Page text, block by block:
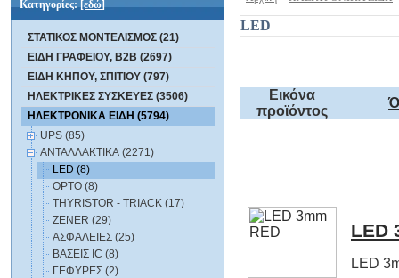
Κατηγορίες:[εδώ]
ΣΤΑΤΙΚΟΣ ΜΟΝΤΕΛΙΣΜΟΣ (21)
ΕΙΔΗ ΓΡΑΦΕΙΟΥ, B2B (2697)
ΕΙΔΗ ΚΗΠΟΥ, ΣΠΙΤΙΟΥ (797)
ΗΛΕΚΤΡΙΚΕΣ ΣΥΣΚΕΥΕΣ (3506)
ΗΛΕΚΤΡΟΝΙΚΑ ΕΙΔΗ (5794)
UPS (85)
ΑΝΤΑΛΛΑΚΤΙΚΑ (2271)
LED (8)
OPTO (8)
THYRISTOR - TRIACK (17)
ZENER (29)
ΑΣΦΑΛΕΙΕΣ (25)
ΒΑΣΕΙΣ IC (8)
ΓΕΦΥΡΕΣ (2)
LED
Εικόνα
προϊόντος
LED
LED